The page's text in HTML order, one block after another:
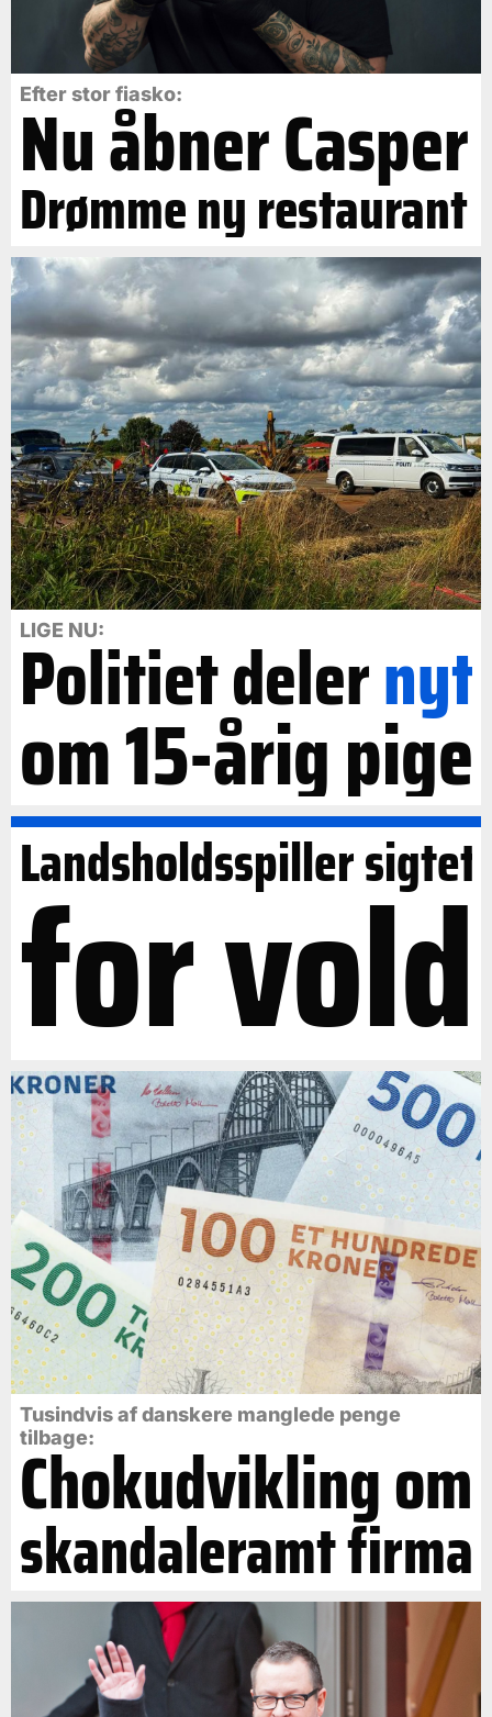
Efter stor fiasko:
Nu åbner Casper
Drømme ny restaurant
LIGE NU:
Politiet delernyt
om 15-årig pige
Landsholdsspiller sigtet
for vold
Tusindvis af danskere manglede penge
tilbage:
Chokudvikling om
skandaleramt firma